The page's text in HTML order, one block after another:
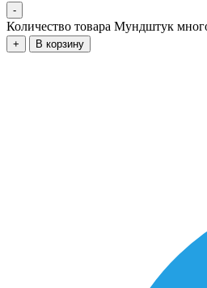
-
Количество товара Мундштук
+ В корзину